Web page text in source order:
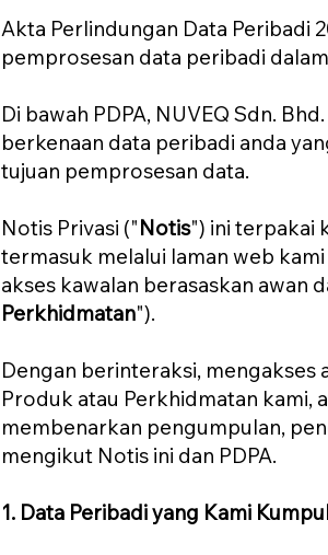
Akta Perlindungan Data Peribadi
pemprosesan data peribadi
Di bawah PDPA, NUVEQ Sdn. Bhd.
berkenaan data peribadi anda
tujuan pemprosesan data.
Notis Privasi ("Notis") ini terpakai
termasuk melalui laman web kami
akses kawalan berasaskan awan
Perkhidmatan").
Dengan berinteraksi, mengakses
Produk atau Perkhidmatan kami,
membenarkan pengumpulan,
mengikut Notis ini dan PDPA.
1. Data Peribadi yang Kami